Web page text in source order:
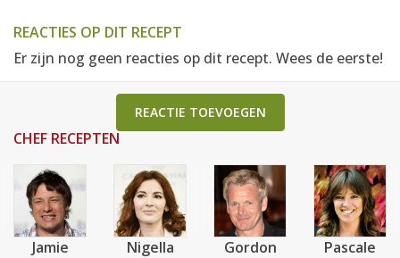
REACTIES OP DIT RECEPT
Er zijn nog geen reacties op dit recept. Wees de eerste!
REACTIE TOEVOEGEN
CHEF RECEPTEN
Jamie Nigella Gordon Pascale